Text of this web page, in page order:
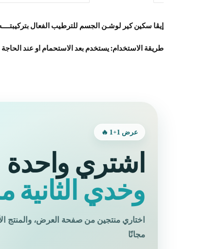
إيڤا سكين كير لوشـن الجسم للترطيب الفعال
طريقة الاستخدام:يستخدم بعد الاستحمام او عند الحاجة
عرض 1+1 🔥
اشتري واحدة
وخدي الثانية
اختاري منتجين من صفحة العرض، والمنتج
مجانًا